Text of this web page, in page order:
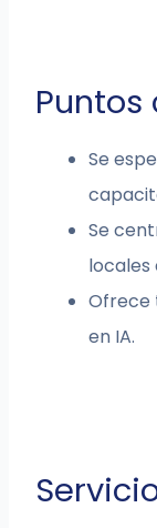
Puntos
Se
Se
locales
Ofrece
en IA.